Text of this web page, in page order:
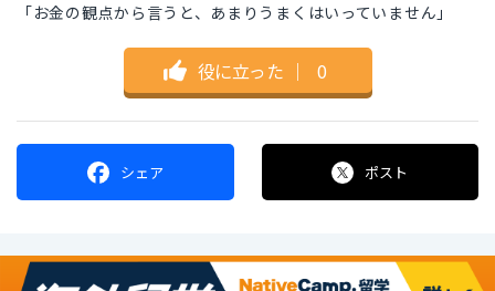
「お金の観点から言うと、あまりうまくはいっていません」
役に立った ｜ 0
シェア ポスト